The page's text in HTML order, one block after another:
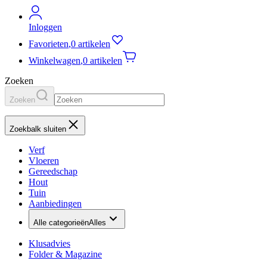
Inloggen
Favorieten,0 artikelen
Winkelwagen,0 artikelen
Zoeken
Zoeken
Zoekbalk sluiten
Verf
Vloeren
Gereedschap
Hout
Tuin
Aanbiedingen
Alle categorieënAlles
Klusadvies
Folder & Magazine